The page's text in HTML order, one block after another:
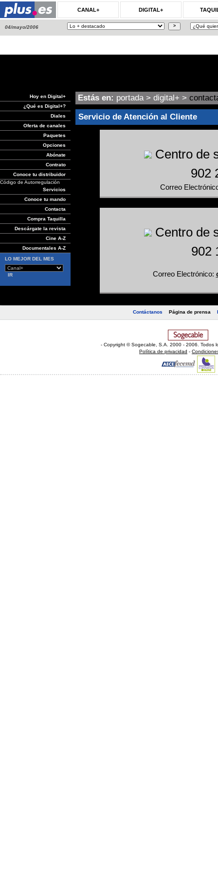
CANAL+ DIGITAL+
04/mayo/2006
Hoy en Digital+
¿Qué es Digital+?
Diales
Oferta de canales
Paquetes
Opciones
Abónate
Contrato
Conoce tu distribuidor
Código de Autorregulación
Servicios
Conoce tu mando
Contacta
Compra Taquilla
Descárgate la revista
Cine A-Z
Documentales A-Z
LO MEJOR DEL MES
Estás en: portada> digital+ >
Servicio de Atención al Cliente
Centro de
902
Correo
Centro de
902
Correo Electrónico:
Contáctanos Página de prensa
- Copyright © Sogecable, S.A
2000 - 2006. Todos
Política de privacidad -